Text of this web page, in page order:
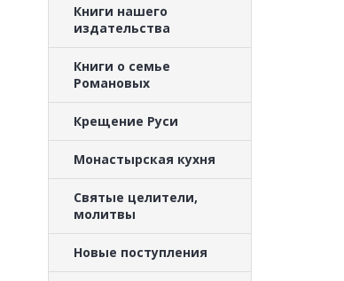
Книги нашего
издательства
Книги о семье
Романовых
Крещение Руси
Монастырская кухня
Святые целители,
молитвы
Новые поступления